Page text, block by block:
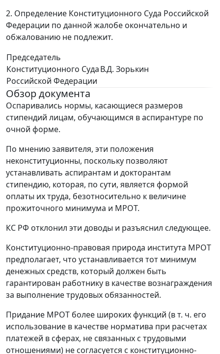
2. Определение Конституционного Суда Российской
Федерации по данной жалобе окончательно и
обжалованию не подлежит.
Председатель
Конституционного Суда
Российской Федерации
В.Д. Зорькин
Обзор документа
Оспаривались нормы, касающиеся размеров
стипендий лицам, обучающимся в аспирантуре по
очной форме.
По мнению заявителя, эти положения
неконституционны, поскольку позволяют
устанавливать аспирантам и докторантам
стипендию, которая, по сути, является формой
оплаты их труда, безотносительно к величине
прожиточного минимума и МРОТ.
КС РФ отклонил эти доводы и разъяснил следующее.
Конституционно-правовая природа института МРОТ
предполагает, что устанавливается тот минимум
денежных средств, который должен быть
гарантирован работнику в качестве вознаграждения
за выполнение трудовых обязанностей.
Придание МРОТ более широких функций (в т. ч. его
использование в качестве норматива при расчетах
платежей в сферах, не связанных с трудовыми
отношениями) не согласуется с конституционно-